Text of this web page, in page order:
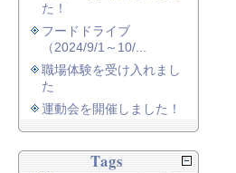
た！
フードドライブ
（2024/9/1～10/...
職場体験を受け入れまし
た
運動会を開催しました！
Tags